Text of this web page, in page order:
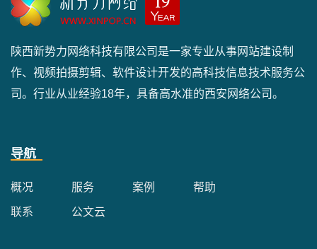
陕西新势力网络科技有限公司是一家专业从事网站建设制
作、视频拍摄剪辑、软件设计开发的高科技信息技术服务公
司。行业从业经验18年，具备高水准的西安网络公司。
导航
概况 服务 案例 帮助
联系 公文云